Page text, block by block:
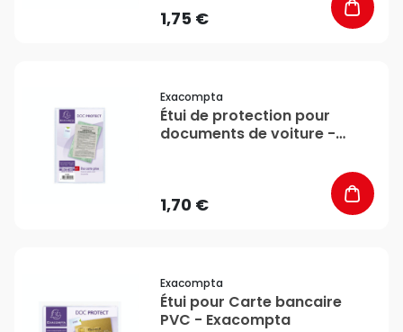
1,75 €
Exacompta
Étui de protection pour
documents de voiture -
1,70 €
Exacompta
Étui pour Carte bancaire
PVC - Exacompta